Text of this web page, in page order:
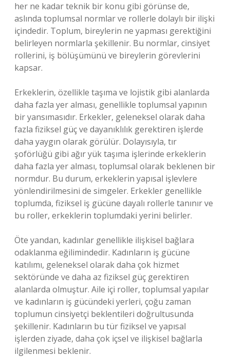
her ne kadar teknik bir konu gibi görünse de,
aslında toplumsal normlar ve rollerle dolaylı bir ilişki
içindedir. Toplum, bireylerin ne yapması gerektiğini
belirleyen normlarla şekillenir. Bu normlar, cinsiyet
rollerini, iş bölüşümünü ve bireylerin görevlerini
kapsar.
Erkeklerin, özellikle taşıma ve lojistik gibi alanlarda
daha fazla yer alması, genellikle toplumsal yapının
bir yansımasıdır. Erkekler, geleneksel olarak daha
fazla fiziksel güç ve dayanıklılık gerektiren işlerde
daha yaygın olarak görülür. Dolayısıyla, tır
şoförlüğü gibi ağır yük taşıma işlerinde erkeklerin
daha fazla yer alması, toplumsal olarak beklenen bir
normdur. Bu durum, erkeklerin yapısal işlevlere
yönlendirilmesini de simgeler. Erkekler genellikle
toplumda, fiziksel iş gücüne dayalı rollerle tanınır ve
bu roller, erkeklerin toplumdaki yerini belirler.
Öte yandan, kadınlar genellikle ilişkisel bağlara
odaklanma eğilimindedir. Kadınların iş gücüne
katılımı, geleneksel olarak daha çok hizmet
sektöründe ve daha az fiziksel güç gerektiren
alanlarda olmuştur. Aile içi roller, toplumsal yapılar
ve kadınların iş gücündeki yerleri, çoğu zaman
toplumun cinsiyetçi beklentileri doğrultusunda
şekillenir. Kadınların bu tür fiziksel ve yapısal
işlerden ziyade, daha çok içsel ve ilişkisel bağlarla
ilgilenmesi beklenir.